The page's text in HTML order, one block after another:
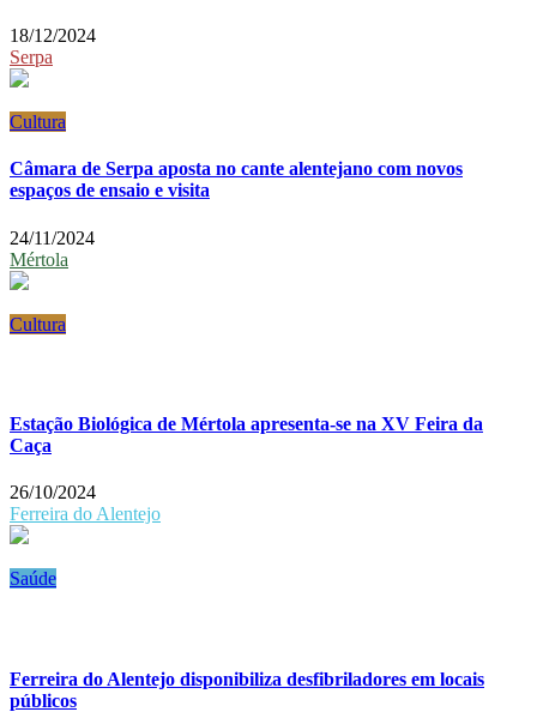
18/12/2024
Serpa
Cultura
Câmara de Serpa aposta no cante alentejano com novos
espaços de ensaio e visita
24/11/2024
Mértola
Cultura
Estação Biológica de Mértola apresenta-se na XV Feira da
Caça
26/10/2024
Ferreira do Alentejo
Saúde
Ferreira do Alentejo disponibiliza desfibriladores em locais
públicos